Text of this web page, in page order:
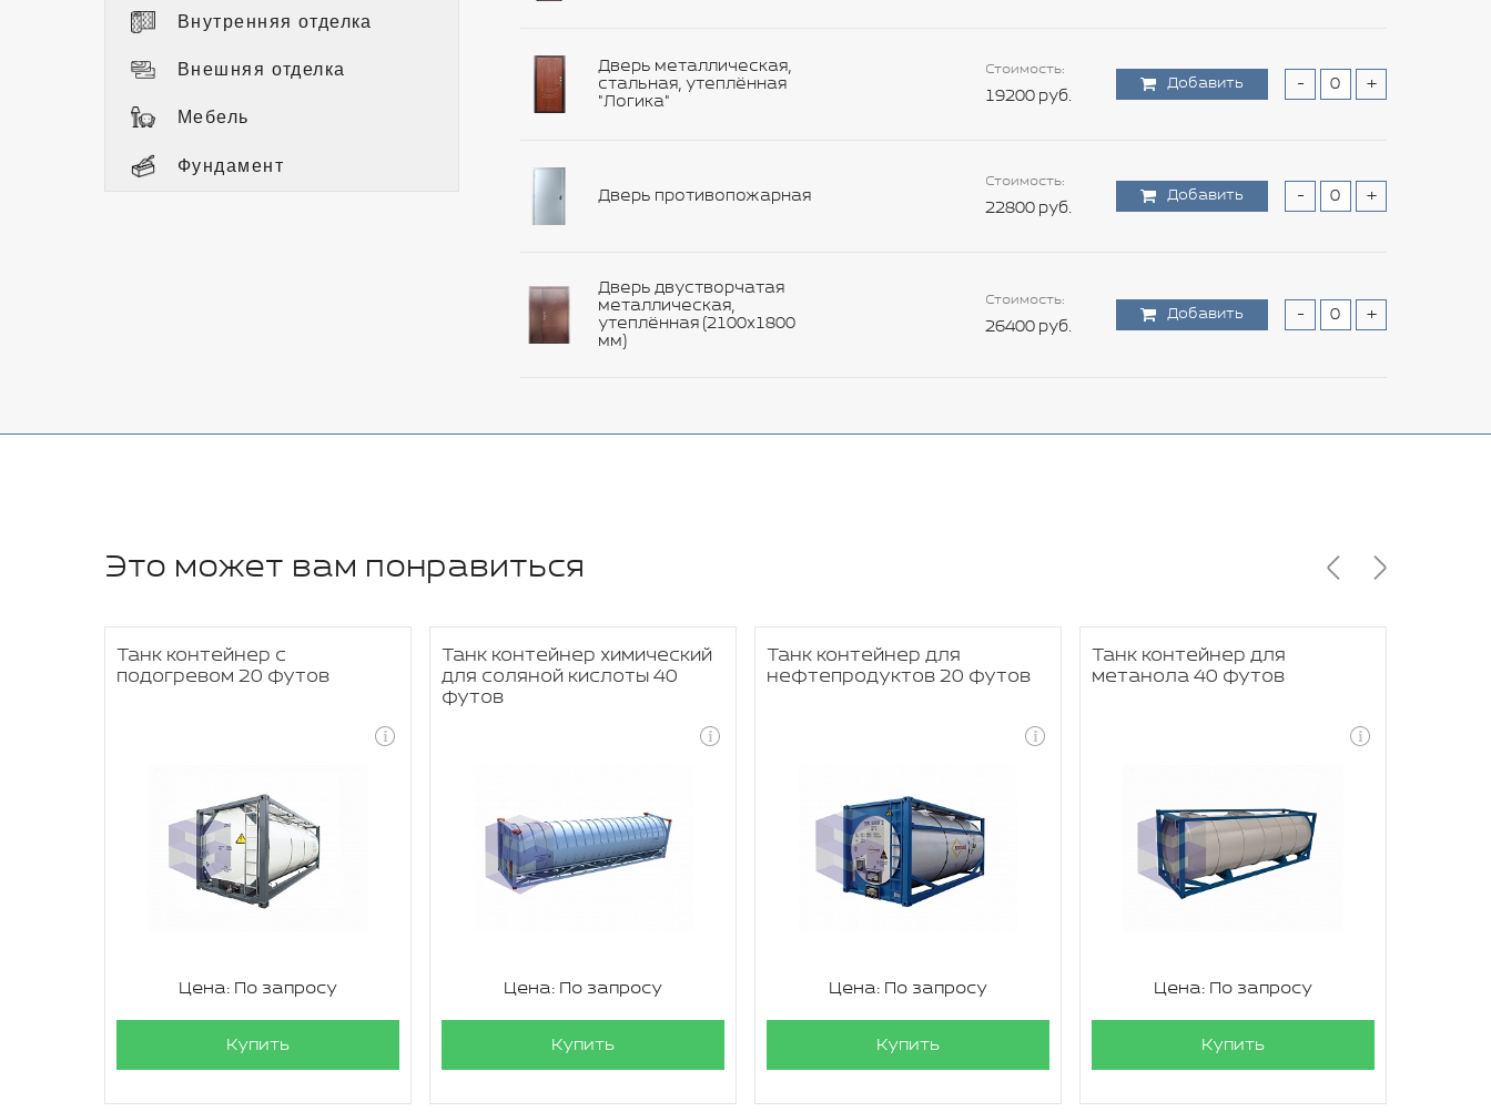
Внутренняя отделка
Внешняя отделка
Мебель
Фундамент
Дверь металлическая,
стальная, утеплённая
"Логика"
Стоимость:
19200 руб.
Добавить - +
Дверь противопожарная
Стоимость:
22800 руб.
Добавить - +
Дверь двустворчатая
металлическая,
утеплённая (2100х1800
мм)
Стоимость:
26400 руб.
Добавить - +
Это может вам понравиться
Танк контейнер с
подогревом 20 футов
Цена: По запросу
Купить
Танк контейнер химический
для соляной кислоты 40
футов
Цена: По запросу
Купить
Танк контейнер для
нефтепродуктов 20 футов
Цена: По запросу
Купить
Танк контейнер для
метанола 40 футов
Цена: По запросу
Купить